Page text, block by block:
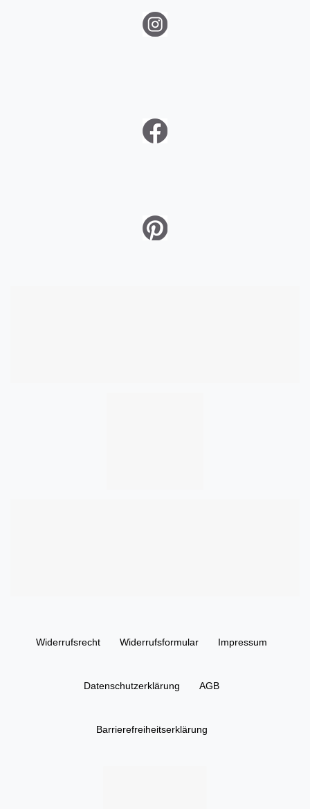
Widerrufs­recht Widerrufs­formular Impressum
Daten­schutz­erklärung AGB
Barrierefreiheitserklärung